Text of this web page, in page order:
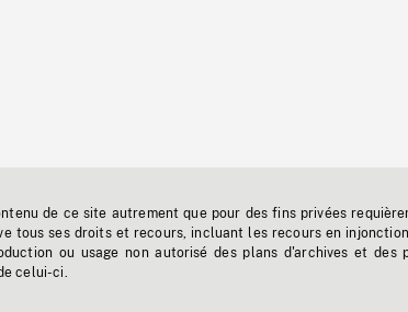
de ce site autrement que pour des fins privées
tous ses droits et recours, incluant les recours en
ou usage non autorisé des plans d'archives et des
celui-ci.